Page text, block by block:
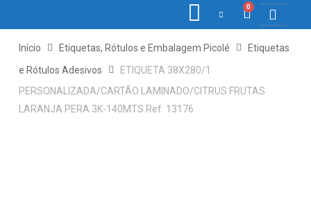
0
Início Etiquetas, Rótulos e Embalagem Picolé
Etiquetas
e Rótulos Adesivos
ETIQUETA 38X280/1
PERSONALIZADA/CARTÃO LAMINADO/CITRUS FRUTAS
LARANJA PERA 3K-140MTS Ref: 13176